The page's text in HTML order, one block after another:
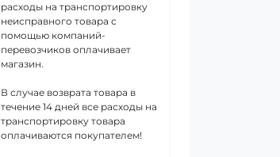
расходы на транспортировку
неисправного товара с
помощью компаний-
перевозчиков оплачивает
магазин.
В случае возврата товара в
течение 14 дней все расходы на
транспортировку товара
оплачиваются покупателем!